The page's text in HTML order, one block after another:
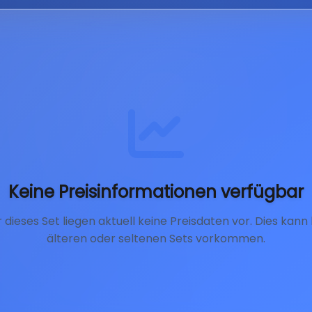
Keine Preisinformationen verfügbar
dieses Set liegen aktuell keine Preisdaten vor. Dies kann
älteren oder seltenen Sets vorkommen.